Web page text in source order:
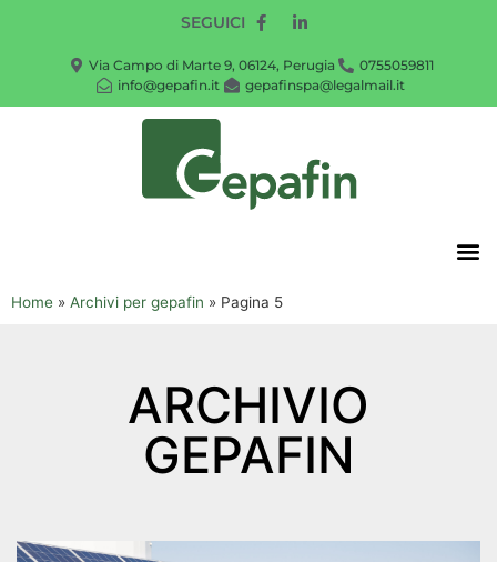
SEGUICI
Via Campo di Marte 9, 06124, Perugia
0755059811
info@gepafin.it
gepafinspa@legalmail.it
Home » Archivi per gepafin » Pagina 5
ARCHIVIO
GEPAFIN